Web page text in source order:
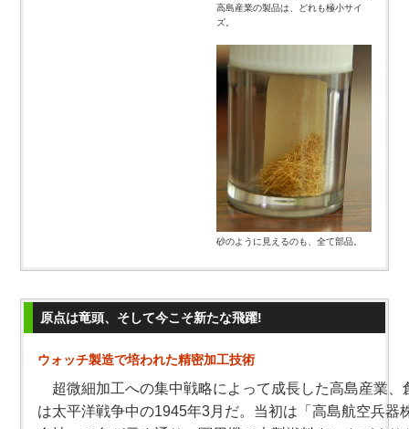
高島産業の製品は、どれも極小サイ
ズ。
砂のように見えるのも、全て部品。
原点は竜頭、そして今こそ新たな飛躍!
ウォッチ製造で培われた精密加工技術
超微細加工への集中戦略によって成長した高島産業、
は太平洋戦争中の1945年3月だ。当初は「高島航空兵器